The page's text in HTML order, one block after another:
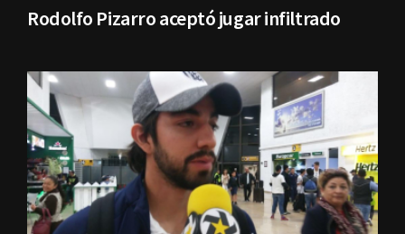
Rodolfo Pizarro aceptó jugar infiltrado